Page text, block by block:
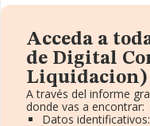
Acceda a
de Digital
Liquidacion)
A través del informe
donde vas a encontrar:
Datos